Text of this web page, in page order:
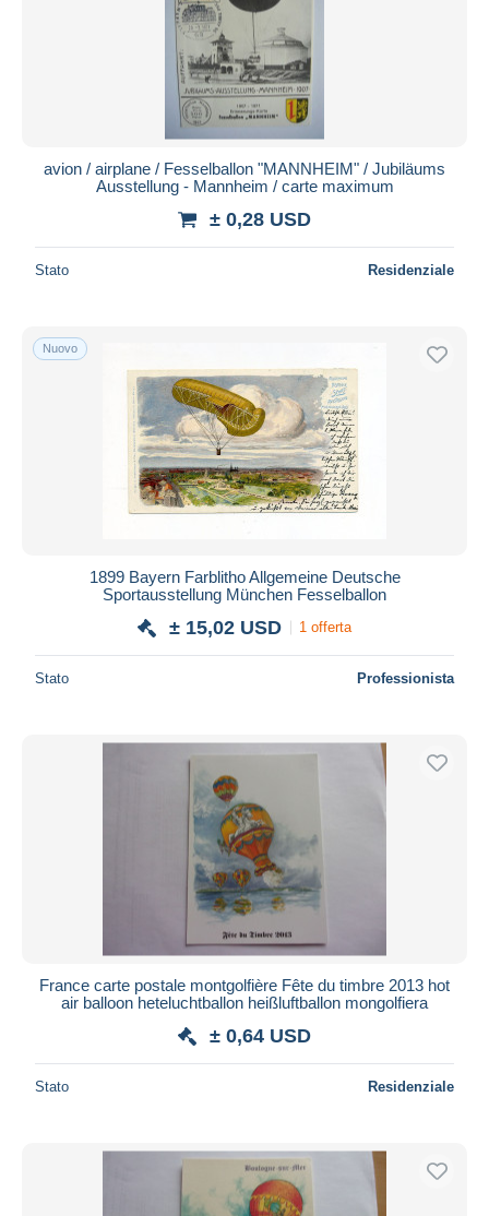
avion / airplane / Fesselballon "MANNHEIM" / Jubiläums
Ausstellung - Mannheim / carte maximum
± 0,28 USD
Stato Residenziale
Nuovo
1899 Bayern Farblitho Allgemeine Deutsche
Sportausstellung München Fesselballon
± 15,02 USD 1 offerta
Stato Professionista
France carte postale montgolfière Fête du timbre 2013 hot
air balloon heteluchtballon heißluftballon mongolfiera
± 0,64 USD
Stato Residenziale